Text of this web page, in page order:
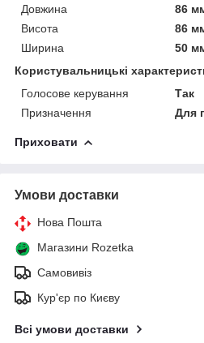
Довжина
86
Висота
86
Ширина
50
Користувальницькі
Голосове керування
Так
Призначення
Для
Приховати
Умови доставки
Нова Пошта
Магазини Rozetka
Самовивіз
Кур'єр по Києву
Всі умови доставки